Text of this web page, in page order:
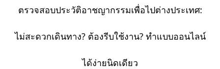
ตรวจสอบประวัติอาชญากรรมเพื่อไปต่างประเทศ:
ไม่สะดวกเดินทาง? ต้องรีบใช้งาน? ทำแบบออนไลน์
ได้ง่ายนิดเดียว